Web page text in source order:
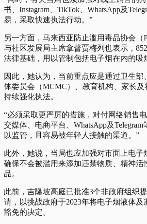
书、Instagram、TikTok、WhatsApp及
易，采取快速执法行动。”
另一方面，马来西亚防止滥用毒品协会（
与社区发展局主席拿督贾梅列也表示，
法律基础，用以管制包括电子烟在内的吸
因此，她认为，当前重点应是通过卫生部
体委员会（MCMC）、教育机构、家长及
持续强化执法。
“必须采取更严厉的措施，对付网络销售
交媒体、电商平台、WhatsApp及
以监管，且容易被年轻人接触的渠道。”
此外，她说，当局也应加强对市面上电子
确保不会被滥用来添加违禁物质、精神活
品。
此前，吉隆坡高庭已批准3个非政府组织
请，以挑战政府于2023年将电子烟液体及
豁免的决定。